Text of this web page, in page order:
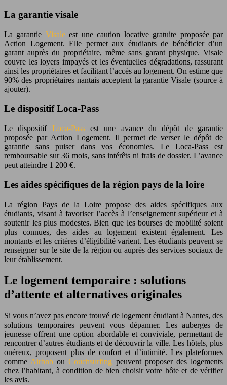
La garantie visale
La garantie Visaleest une caution locative gratuite proposée par
Action Logement. Elle permet aux étudiants de bénéficier d’un
garant auprès du propriétaire, même sans garant physique. Visale
couvre les loyers impayés et les éventuelles dégradations, rassurant
ainsi les propriétaires et facilitant l’accès au logement. On estime que
90% des propriétaires nantais acceptent la garantie Visale (source à
ajouter).
Le dispositif Loca-Pass
Le dispositif Loca-Passest une avance du dépôt de garantie
proposée par Action Logement. Il permet de verser le dépôt de
garantie sans puiser dans vos économies. Le Loca-Pass est
remboursable sur 36 mois, sans intérêts ni frais de dossier. L’avance
peut atteindre 1 200 €.
Les aides spécifiques de la région pays de la loire
La région Pays de la Loire propose des aides spécifiques aux
étudiants, visant à favoriser l’accès à l’enseignement supérieur et à
soutenir les plus modestes. Bien que les bourses de mobilité soient
plus connues, des aides au logement existent également. Les
montants et les critères d’éligibilité varient. Les étudiants peuvent se
renseigner sur le site de la région ou auprès des services sociaux de
leur établissement.
Le logement temporaire : solutions
d’attente et alternatives originales
Si vous n’avez pas encore trouvé de logement étudiant à Nantes, des
solutions temporaires peuvent vous dépanner. Les auberges de
jeunesse offrent une option abordable et conviviale, permettant de
rencontrer d’autres étudiants et de découvrir la ville. Les hôtels, plus
onéreux, proposent plus de confort et d’intimité. Les plateformes
comme AirbnbouCouchsurfing peuvent proposer des logements
chez l’habitant, à condition de bien choisir votre hôte et de vérifier
les avis.